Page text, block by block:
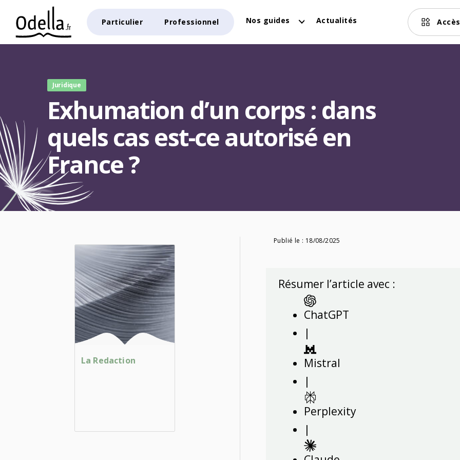
Particulier Professionnel Nos guides Actualités
Juridique
Exhumation d’un corps : dans
quels cas est-ce autorisé en
France ?
La Redaction
Publié le : 18/08/2025
Résumer l’article avec :
ChatGPT
|
Mistral
|
Perplexity
|